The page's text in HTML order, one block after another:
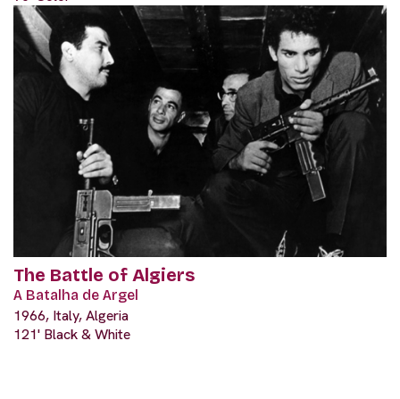
The Battle of Algiers
A Batalha de Argel
1966, Italy, Algeria
121' Black & White